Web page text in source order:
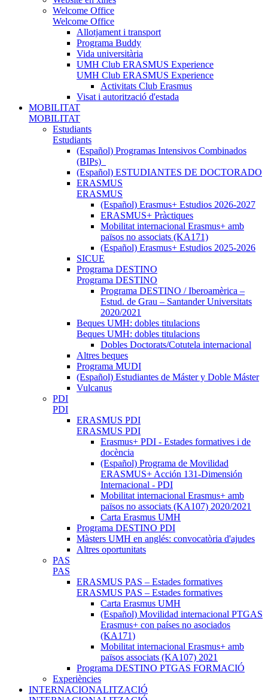
Welcome Office
Welcome Office
Allotjament i transport
Programa Buddy
Vida universitària
UMH Club ERASMUS Experience
UMH Club ERASMUS Experience
Activitats Club Erasmus
Visat i autorització d'estada
MOBILITAT
MOBILITAT
Estudiants
Estudiants
(Español) Programas Intensivos Combinados
(BIPs)_
(Español) ESTUDIANTES DE DOCTORADO
ERASMUS
ERASMUS
(Español) Erasmus+ Estudios 2026-2027
ERASMUS+ Pràctiques
Mobilitat internacional Erasmus+ amb
països no associats (KA171)
(Español) Erasmus+ Estudios 2025-2026
SICUE
Programa DESTINO
Programa DESTINO
Programa DESTINO / Iberoamèrica –
Estud. de Grau – Santander Universitats
2020/2021
Beques UMH: dobles titulacions
Beques UMH: dobles titulacions
Dobles Doctorats/Cotutela internacional
Altres beques
Programa MUDI
(Español) Estudiantes de Máster y Doble Máster
Vulcanus
PDI
PDI
ERASMUS PDI
ERASMUS PDI
Erasmus+ PDI - Estades formatives i de
docència
(Español) Programa de Movilidad
ERASMUS+ Acción 131-Dimensión
Internacional - PDI
Mobilitat internacional Erasmus+ amb
països no associats (KA107) 2020/2021
Carta Erasmus UMH
Programa DESTINO PDI
Màsters UMH en anglés: convocatòria d'ajudes
Altres oportunitats
PAS
PAS
ERASMUS PAS – Estades formatives
ERASMUS PAS – Estades formatives
Carta Erasmus UMH
(Español) Movilidad internacional PTGAS
Erasmus+ con países no asociados
(KA171)
Mobilitat internacional Erasmus+ amb
països associats (KA107) 2021
Programa DESTINO PTGAS FORMACIÓ
Experiències
INTERNACIONALITZACIÓ